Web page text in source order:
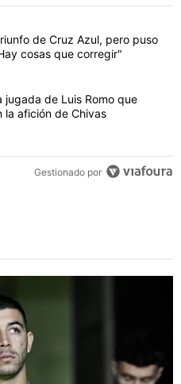
más comentarios en los
"Joel Huiqui valoró el
de Cruz Azul, pero puso
cosas que corregir"
"El divorcio es total: La
jugada de Luis Romo que
la afición de Chivas
Gestionado por